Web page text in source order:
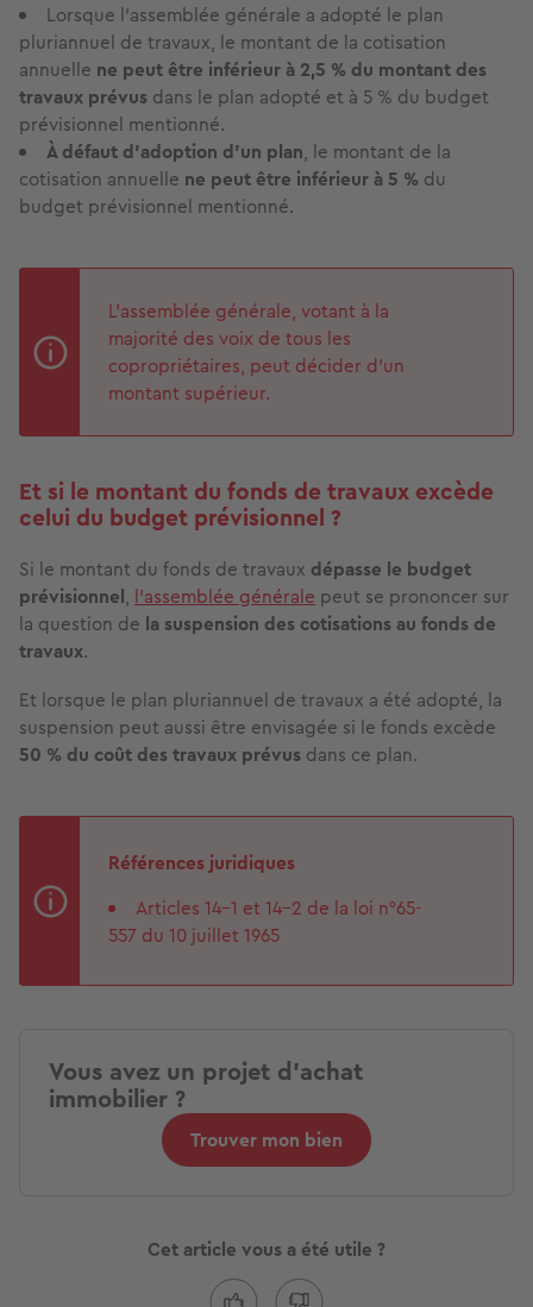
Lorsque l'assemblée générale a adopté le plan
pluriannuel de travaux, le montant de la cotisation
annuelle ne peut être inférieur à 2,5 % du montant des
travaux prévus dans le plan adopté et à 5 % du budget
prévisionnel mentionné.
À défaut d'adoption d'un plan, le montant de la
cotisation annuelle ne peut être inférieur à 5 % du
budget prévisionnel mentionné.
L'assemblée générale, votant à la
majorité des voix de tous les
copropriétaires, peut décider d'un
montant supérieur.
Et si le montant du fonds de travaux excède
celui du budget prévisionnel ?
Si le montant du fonds de travaux dépasse le budget
prévisionnel, l'assemblée générale peut se prononcer sur
la question de la suspension des cotisations au fonds de
travaux.
Et lorsque le plan pluriannuel de travaux a été adopté, la
suspension peut aussi être envisagée si le fonds excède
50 % du coût des travaux prévus dans ce plan.
Références juridiques
Articles 14-1 et 14-2 de la loi n°65-
557 du 10 juillet 1965
Vous avez un projet d'achat
immobilier ?
Trouver mon bien
Cet article vous a été utile ?